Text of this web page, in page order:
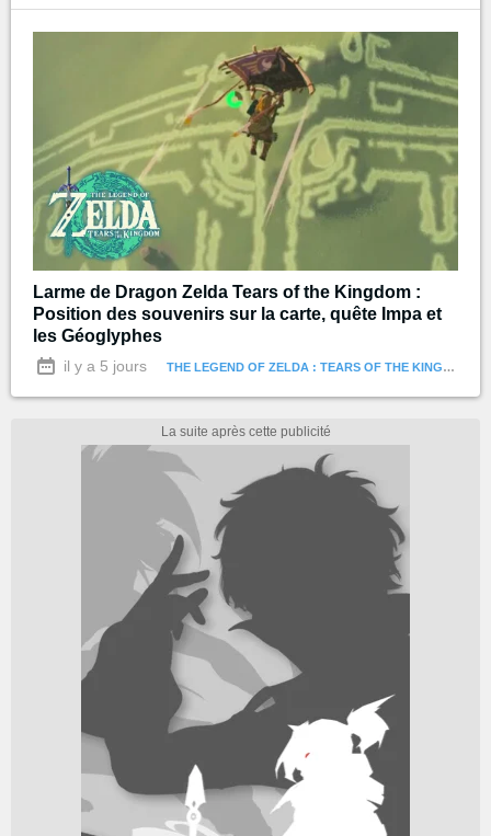
Larme de Dragon Zelda Tears of the Kingdom :
Position des souvenirs sur la carte, quête Impa et
les Géoglyphes
il y a 5 jours THE LEGEND OF ZELDA : TEARS OF THE KINGDOM